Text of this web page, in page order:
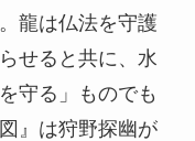
龍は仏法を守護
せると共に、水
守る」ものでも
』は狩野探幽が